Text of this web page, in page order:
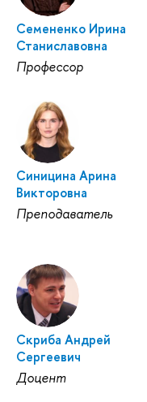
Семененко Ирина
Станиславовна
Профессор
Синицина Арина
Викторовна
Преподаватель
Скриба Андрей
Сергеевич
Доцент